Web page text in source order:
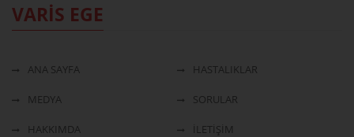
VARİS EGE
ANA SAYFA HASTALIKLAR
MEDYA SORULAR
HAKKIMDA İLETİŞİM